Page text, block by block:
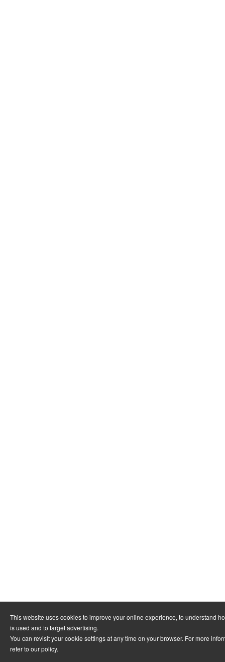
This website uses cookies to improve your online experience, to understand
is used and to target advertising.
You can revisit your cookie settings at any time on your browser. For more
refer to our policy.